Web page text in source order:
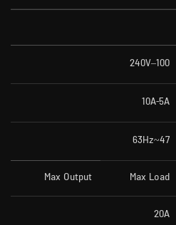
100–240V
10A-5A
47~63Hz
Max Load
Max Output
20A